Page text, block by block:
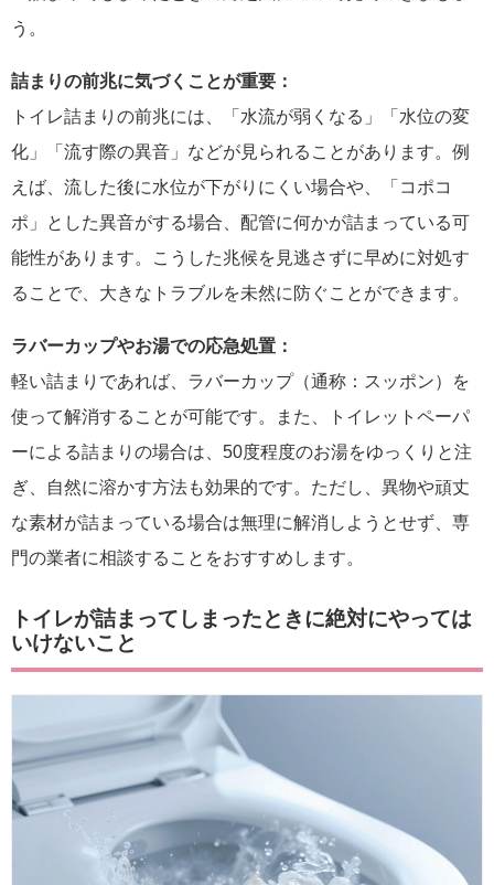
う。
詰まりの前兆に気づくことが重要：
トイレ詰まりの前兆には、「水流が弱くなる」「水位の変
化」「流す際の異音」などが見られることがあります。例
えば、流した後に水位が下がりにくい場合や、「コポコ
ポ」とした異音がする場合、配管に何かが詰まっている可
能性があります。こうした兆候を見逃さずに早めに対処す
ることで、大きなトラブルを未然に防ぐことができます。
ラバーカップやお湯での応急処置：
軽い詰まりであれば、ラバーカップ（通称：スッポン）を
使って解消することが可能です。また、トイレットペーパ
ーによる詰まりの場合は、50度程度のお湯をゆっくりと注
ぎ、自然に溶かす方法も効果的です。ただし、異物や頑丈
な素材が詰まっている場合は無理に解消しようとせず、専
門の業者に相談することをおすすめします。
トイレが詰まってしまったときに絶対にやっては
いけないこと